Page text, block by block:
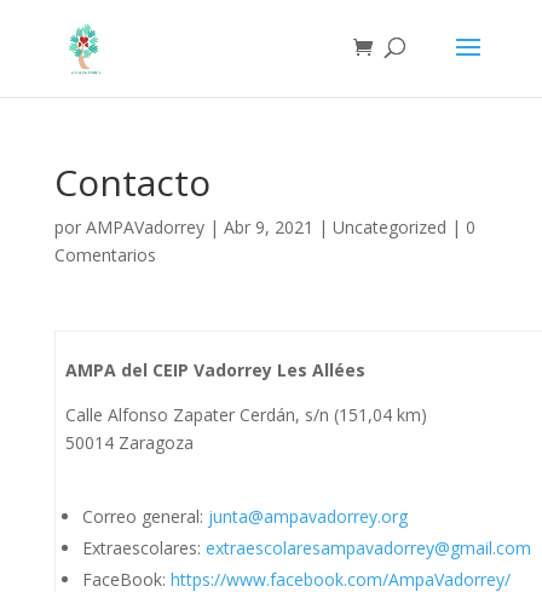
Contacto
por AMPAVadorrey| Abr 9, 2021 | Uncategorized | 0
Comentarios
AMPA del CEIP Vadorrey Les Allées
Calle Alfonso Zapater Cerdán, s/n (151,04 km)
50014 Zaragoza
Correo general: junta@ampavadorrey.org
Extraescolares: extraescolaresampavadorrey@gmail.com
FaceBook: https://www.facebook.com/AmpaVadorrey/